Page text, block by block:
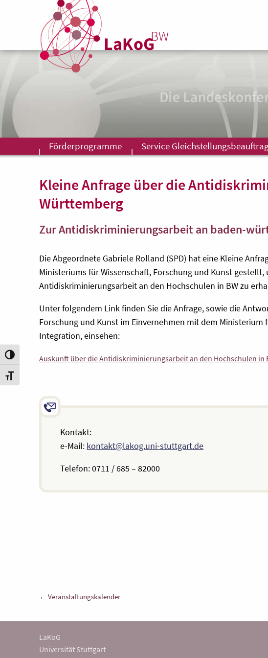
Umschalten auf hohe Kontraste
Schrift vergrößern
Förderprogramme Service
Kleine Anfrage über die
Württemberg
Zur Antidiskriminierungsarbeit an baden-
Die Abgeordnete Gabriele Rolland (SPD) hat eine Kleine
Ministeriums für Wissenschaft, Forschung und Kunst gestellt,
Antidiskriminierungsarbeit an den Hochschulen in BW zu
Unter folgendem Link finden Sie die Anfrage, sowie die
Forschung und Kunst im Einvernehmen mit dem Ministerium
Integration, einsehen:
Auskunft über die Antidiskriminierungsarbeit an den Hochschulen in
Kontakt:
e-Mail: kontakt@lakog.uni-stuttgart.de
Telefon: 0711 / 685 – 82000
Beitragsnavigation
← Veranstaltungskalender
LaKoG
Universität Stuttgart